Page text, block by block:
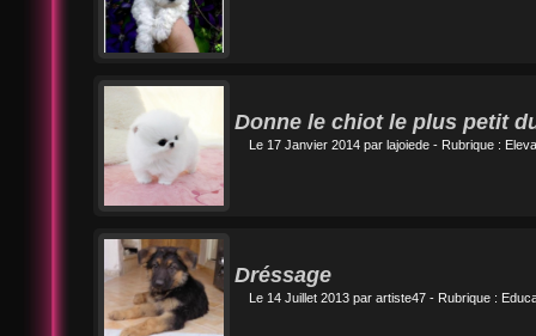
Donne le chiot le plus petit
Le 17 Janvier 2014 par lajoiede - Rubrique :
Dréssage
Le 14 Juillet 2013 par artiste47 - Rubrique :